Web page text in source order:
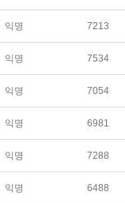
익명 7213
익명 7534
익명 7054
익명 6981
익명 7288
익명 6488